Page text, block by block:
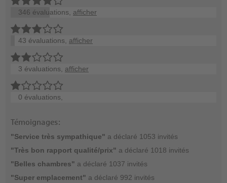
346 évaluations, afficher
43 évaluations, afficher
3 évaluations, afficher
0 évaluations,
Témoignages:
"Service très sympathique" a déclaré 1053 invités
"Très bon rapport qualité/prix" a déclaré 1018 invités
"Belles chambres" a déclaré 1037 invités
"Super emplacement" a déclaré 992 invités